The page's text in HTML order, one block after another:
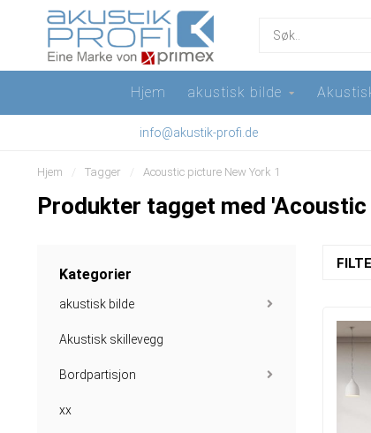
Hjem akustisk bilde
info@akustik-profi.de
Hjem Tagger Acoustic picture New York 1
Produkter tagget med
Kategorier
akustisk bilde
Akustisk skillevegg
Bordpartisjon
xx